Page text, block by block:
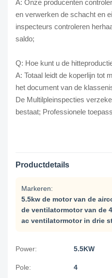
A: Onze producenten
en verwerken de schacht en
inspecteurs controleren
saldo;
Q: Hoe kunt u de
A: Totaal leidt de koperlijn tot
het document van de
De Multilpleinspecties
bestaat; Professionele
Productdetails
Markeren:
5.5kw de motor van de
de ventilatormotor van de
ac ventilatormotor in drie
Power: 5.5KW
Pole: 4